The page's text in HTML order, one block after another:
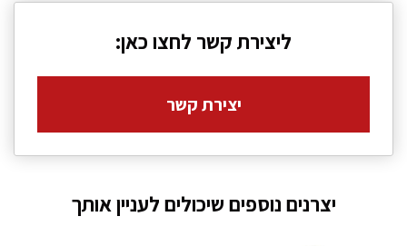
ליצירת קשר לחצו כאן:
יצירת קשר
יצרנים נוספים שיכולים לעניין אותך